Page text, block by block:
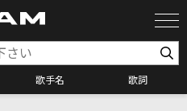
歌手名 歌詞